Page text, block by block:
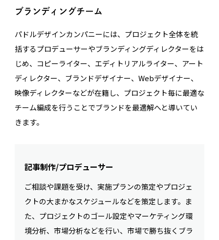
ブランディングチーム
パドルデザインカンパニーには、プロジェクト全体を統
括するプロデューサーやブランディングディレクターをは
じめ、コピーライター、エディトリアルライター、アート
ディレクター、ブランドデザイナー、Webデザイナー、
映像ディレクターなどが在籍し、プロジェクト毎に最適な
チーム編成を行うことでブランドを最適解へと導いてい
きます。
記事制作/プロデューサー
ご相談や課題を受け、実施プランの策定やプロジェ
クトの大まかなスケジュールなどを策定します。ま
た、プロジェクトのゴール設定やマーケティング環
境分析、市場分析などを行い、市場で勝ち抜くブラ